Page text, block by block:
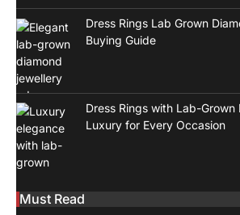
Dress Rings Lab Grown
Buying Guide
Dress Rings with Lab-
Luxury for Every Occasion
Must Read